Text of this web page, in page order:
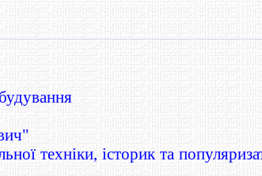
техніки, історик та